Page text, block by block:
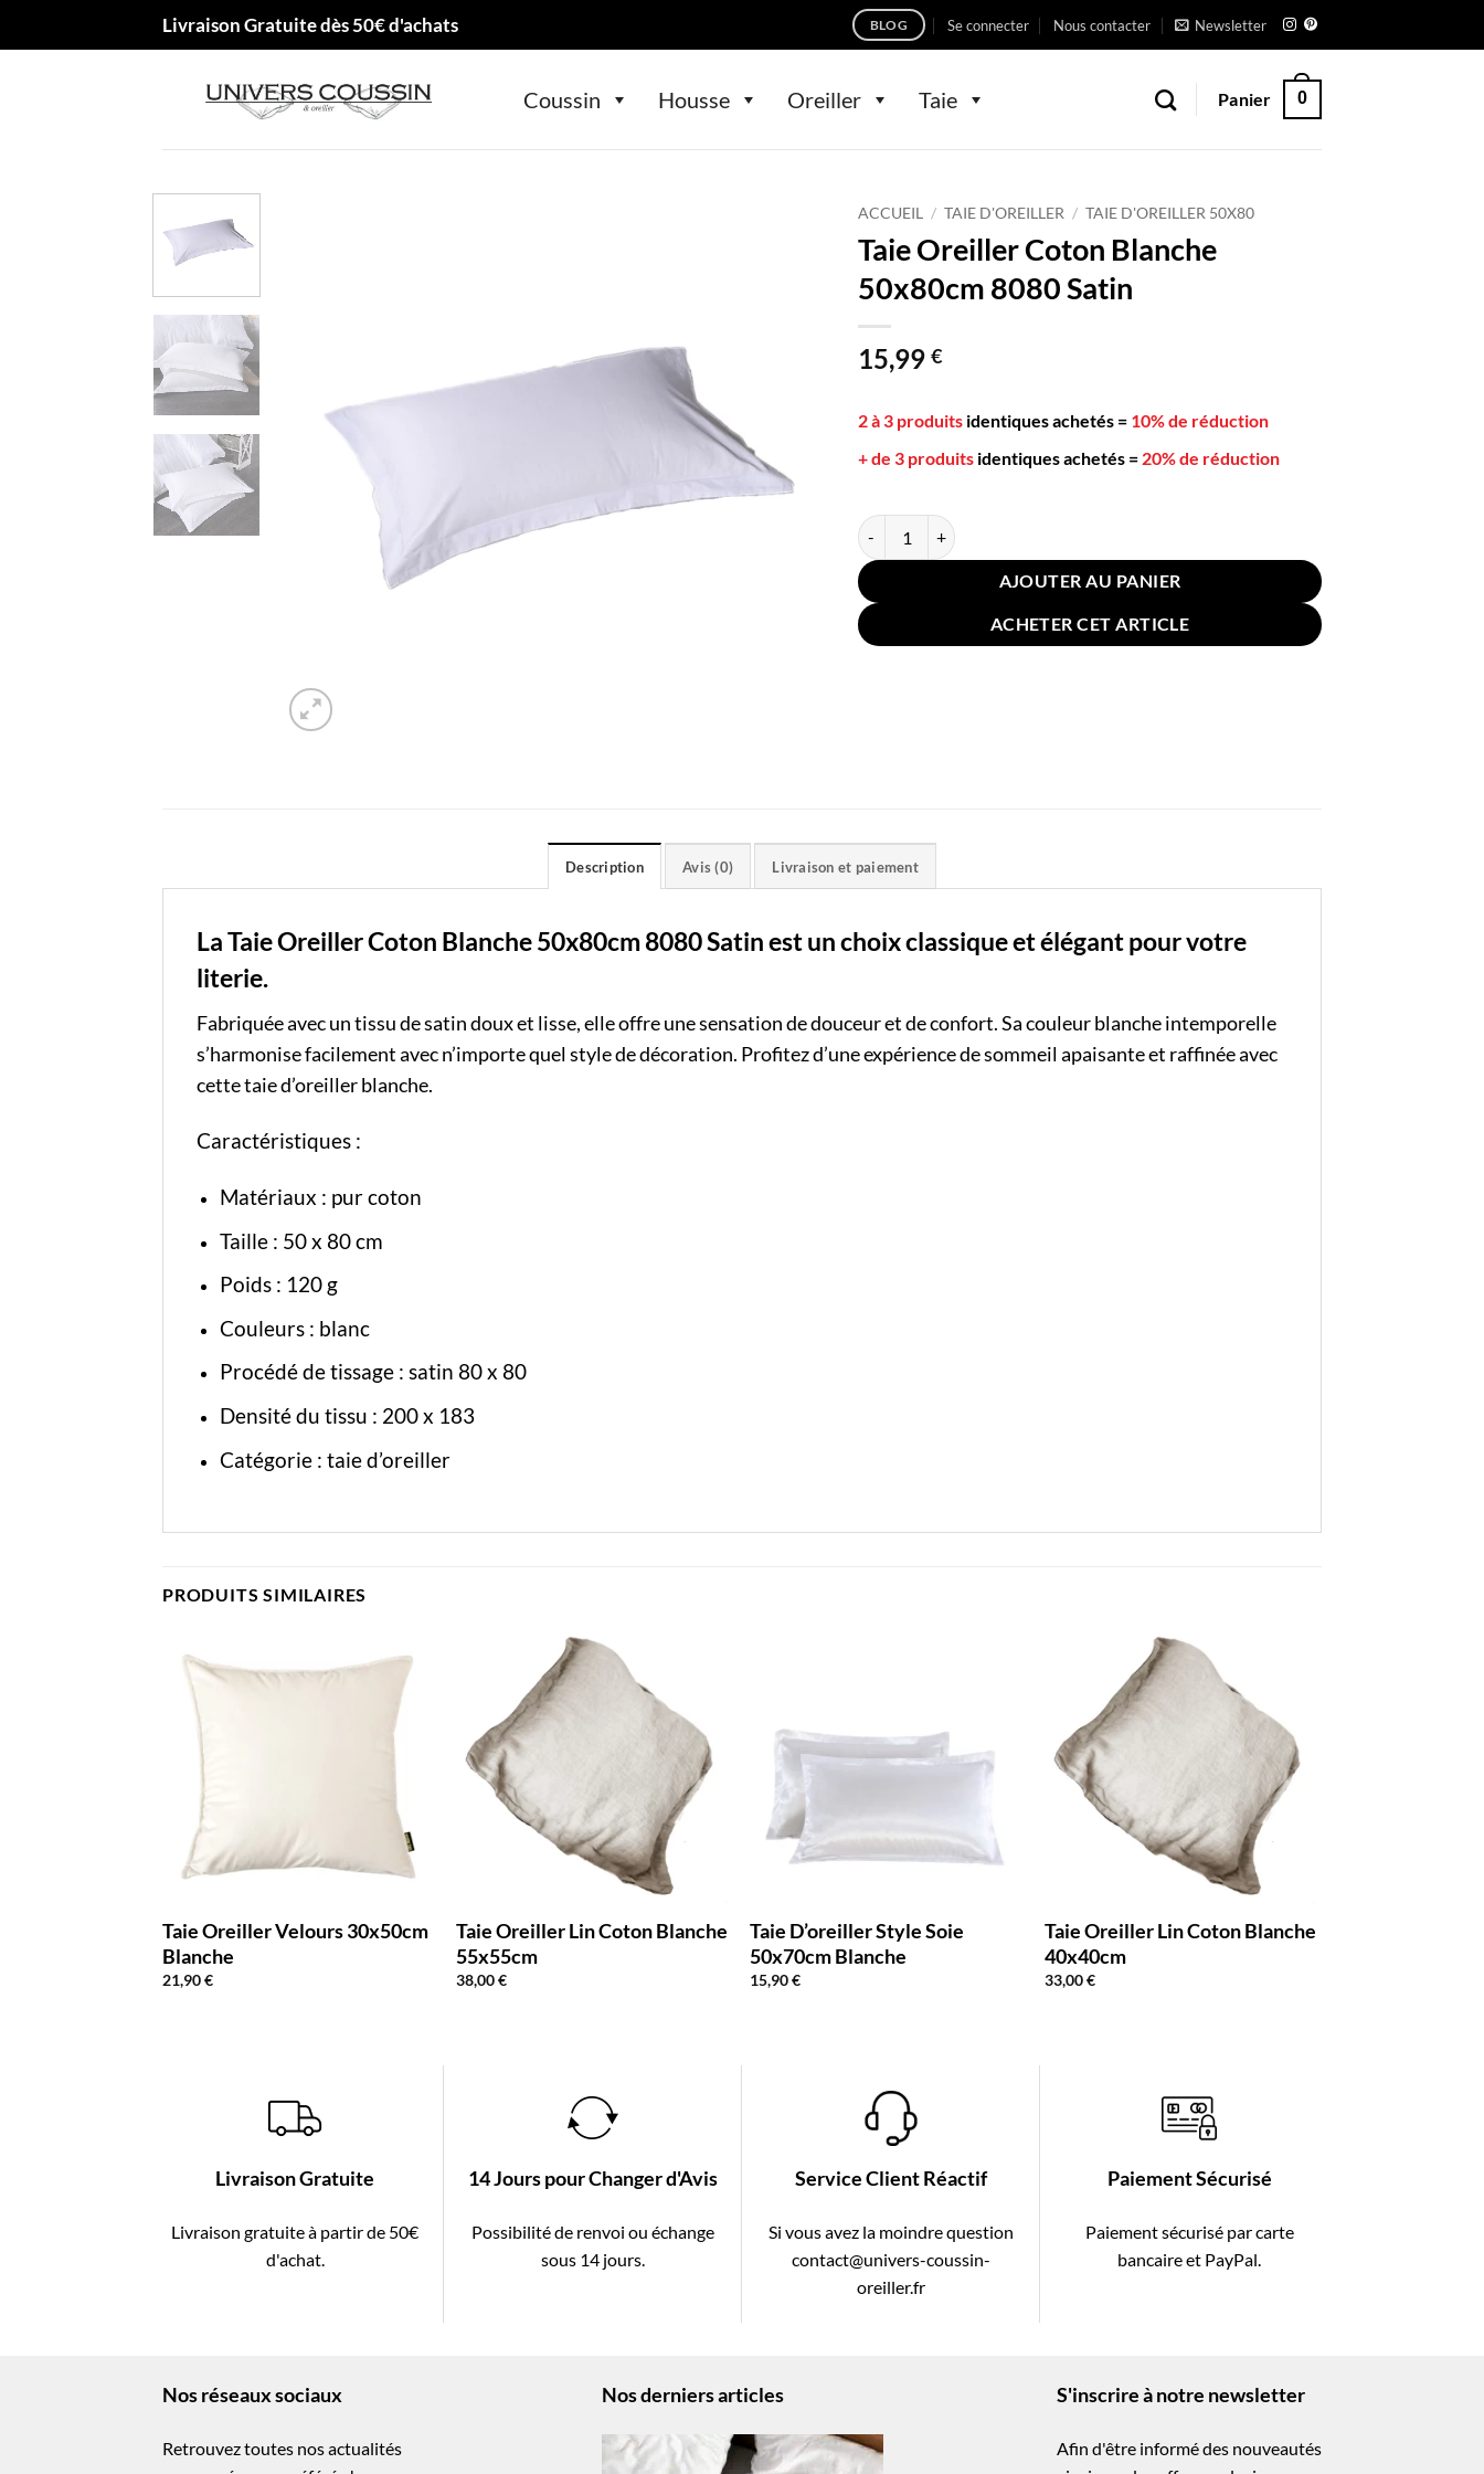
Livraison Gratuite dès 50€ d'achats BLOG Se connecter Nous contacter Newsletter
Coussin Housse Oreiller Taie Panier 0
ACCUEIL / TAIE D'OREILLER / TAIE D'OREILLER 50X80
Taie Oreiller Coton Blanche
50x80cm 8080 Satin
15,99 €
2 à 3 produits identiques achetés = 10% de réduction
+ de 3 produits identiques achetés = 20% de réduction
quantité de Taie Oreiller Coton Blanche 50x80cm 8080 Satin
AJOUTER AU PANIER
ACHETER CET ARTICLE
Description Avis (0) Livraison et paiement
La Taie Oreiller Coton Blanche 50x80cm 8080 Satin est un choix classique et élégant pour votre
literie.
Fabriquée avec un tissu de satin doux et lisse, elle offre une sensation de douceur et de confort. Sa couleur blanche intemporelle
s’harmonise facilement avec n’importe quel style de décoration. Profitez d’une expérience de sommeil apaisante et raffinée avec
cette taie d’oreiller blanche.
Caractéristiques :
Matériaux : pur coton
Taille : 50 x 80 cm
Poids : 120 g
Couleurs : blanc
Procédé de tissage : satin 80 x 80
Densité du tissu : 200 x 183
Catégorie : taie d’oreiller
PRODUITS SIMILAIRES
Taie Oreiller Velours 30x50cm
Blanche
21,90€
Taie Oreiller Lin Coton Blanche
55x55cm
38,00€
Taie D’oreiller Style Soie
50x70cm Blanche
15,90€
Taie Oreiller Lin Coton Blanche
40x40cm
33,00€
Livraison Gratuite
Livraison gratuite à partir de 50€
d'achat.
14 Jours pour Changer d'Avis
Possibilité de renvoi ou échange
sous 14 jours.
Service Client Réactif
Si vous avez la moindre question
contact@univers-coussin-
oreiller.fr
Paiement Sécurisé
Paiement sécurisé par carte
bancaire et PayPal.
Nos réseaux sociaux
Retrouvez toutes nos actualités
Nos derniers articles S'inscrire à notre newsletter
Afin d'être informé des nouveautés